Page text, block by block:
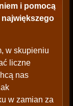
i pomocą
w skupieniu
liczne
nas
w zamian za